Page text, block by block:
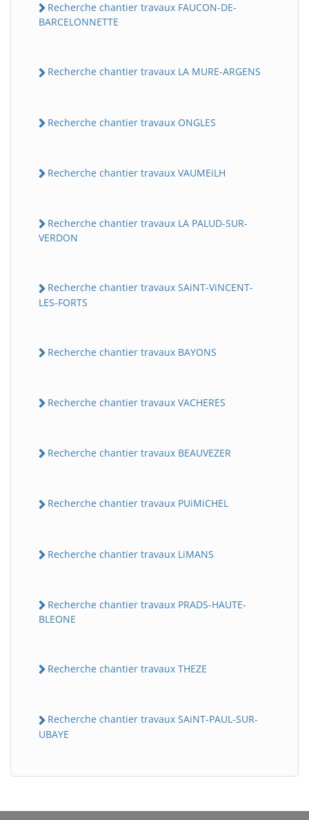
Recherche chantier travaux FAUCON-DE-
BARCELONNETTE
Recherche chantier travaux LA MURE-ARGENS
Recherche chantier travaux ONGLES
Recherche chantier travaux VAUMEiLH
Recherche chantier travaux LA PALUD-SUR-
VERDON
Recherche chantier travaux SAiNT-ViNCENT-
LES-FORTS
Recherche chantier travaux BAYONS
Recherche chantier travaux VACHERES
Recherche chantier travaux BEAUVEZER
Recherche chantier travaux PUiMiCHEL
Recherche chantier travaux LiMANS
Recherche chantier travaux PRADS-HAUTE-
BLEONE
Recherche chantier travaux THEZE
Recherche chantier travaux SAiNT-PAUL-SUR-
UBAYE
BatiWebPro
BatiWebPro